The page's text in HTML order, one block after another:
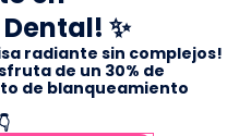
✨
radiante sin complejos!
de un 30% de
de blanqueamiento